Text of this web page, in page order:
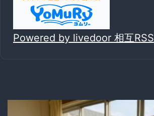
Powered by livedoor 相互RSS